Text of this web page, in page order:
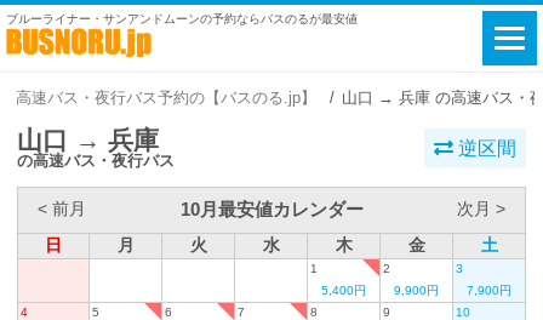
ブルーライナー・サンアンドムーンの予約ならバスのるが最安値
高速バス・夜行バス予約の【バスのる.jp】 山口 → 兵庫 の高速バス・
山口 → 兵庫
の高速バス・夜行バス
逆区間
< 前月 10月最安値カレンダー
次月 >
日
月 火 水 木 金 土
1
5,400円
2
9,900円
3
7,900円
4
5
6
7
8
9
10